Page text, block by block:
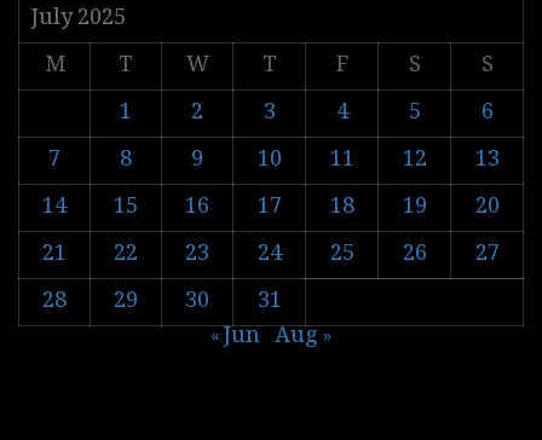
July 2025
M
T W T F S
S
1
2 3 4 5
6
7
8 9 10 11 12
13
14
15 16 17 18 19
20
21
22 23 24 25 26
27
28
29 30
31
« Jun Aug »